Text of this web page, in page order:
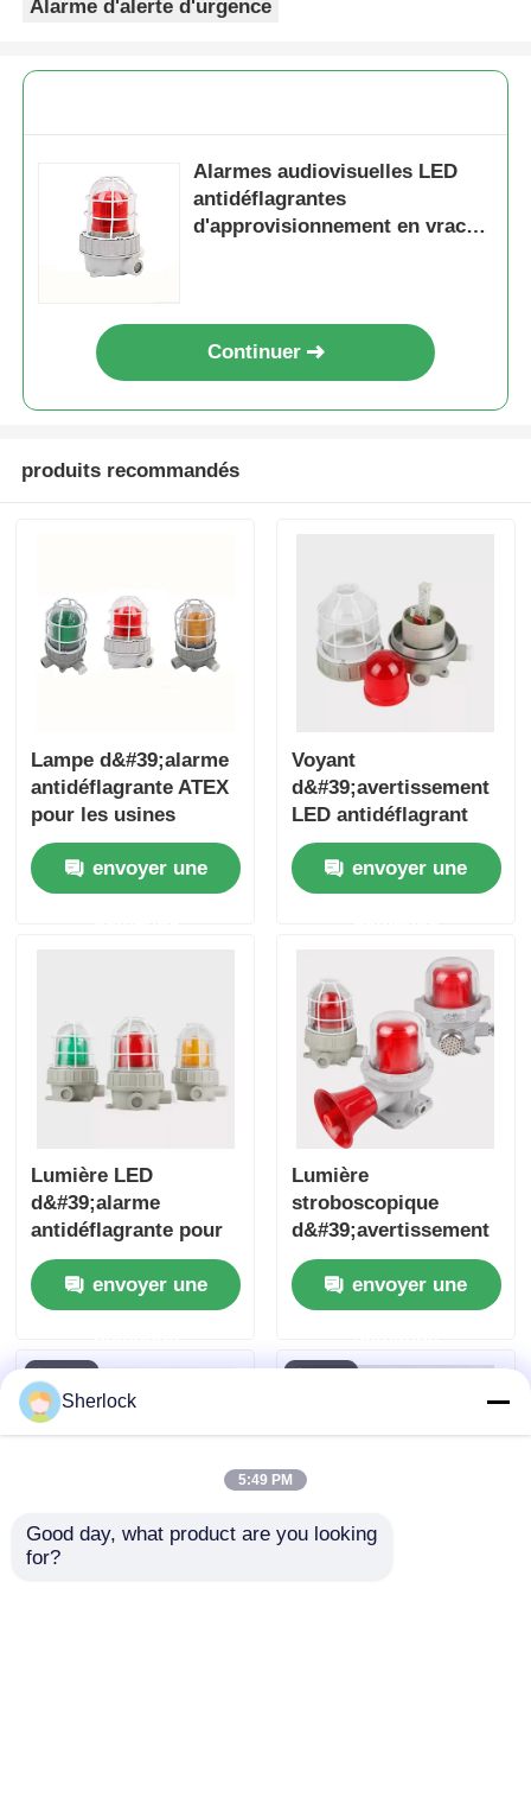
Alarme d'alerte d'urgence
Alarmes audiovisuelles LED
antidéflagrantes
d'approvisionnement en vrac
Continuer
produits recommandés
Lampe d&#39;alarme
antidéflagrante ATEX
pour les usines
pétrolières et
gazières, les usines
chimiques et les
envoyer une
Voyant
d&#39;avertissement
LED antidéflagrant
avec sirène
envoyer une
Lumière LED
d&#39;alarme
antidéflagrante pour
zone 1 et zone 2
envoyer une
Lumière
stroboscopique
d&#39;avertissement
LED antidéflagrante
pour la sécurité des
usines
envoyer une
Sherlock
5:49 PM
Good day, what product are you looking
for?